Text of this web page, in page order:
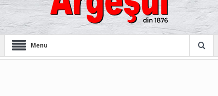
Menu